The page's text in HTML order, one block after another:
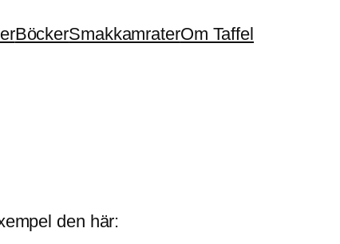
BöckerSmakkamraterOm Taffel
den här: